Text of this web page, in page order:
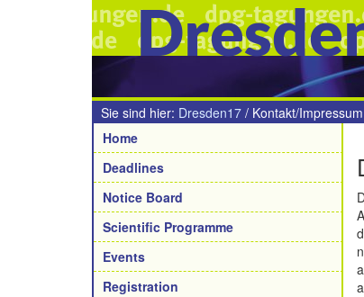
Sie sind hier: Dresden17 / Kontakt/Impressum
Navigation
Home
Deadlines
Notice Board
Scientific Programme
Events
Registration